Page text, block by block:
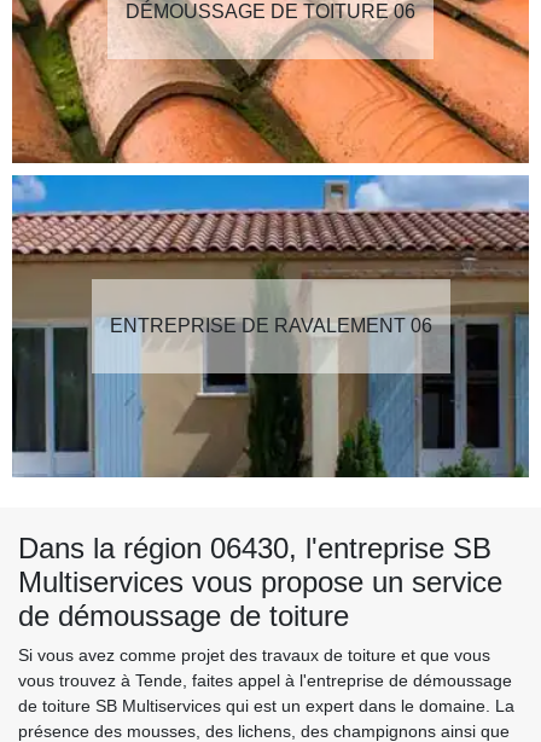
DÉMOUSSAGE DE TOITURE 06
ENTREPRISE DE RAVALEMENT 06
Dans la région 06430, l'entreprise SB
Multiservices vous propose un service
de démoussage de toiture
Si vous avez comme projet des travaux de toiture et que vous
vous trouvez à Tende, faites appel à l'entreprise de démoussage
de toiture SB Multiservices qui est un expert dans le domaine. La
présence des mousses, des lichens, des champignons ainsi que